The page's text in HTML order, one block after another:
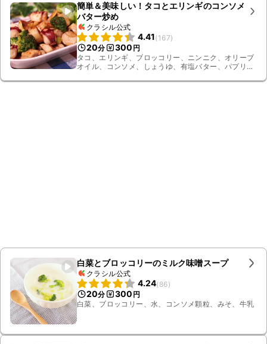
簡単＆美味しい！タコとエリンギのコンソメ
バター炒め
クラシル公式
4.41(167)
20分 300 円
タコ、エリンギ、ブロッコリー、ニンニク、オリーブ
オイル、コンソメ、しょうゆ、有塩バター、パプリカ
白菜とブロッコリーのミルク味噌スープ
クラシル公式
4.24(86)
20分 300 円
白菜、ブロッコリー、水、コンソメ顆粒、みそ、牛乳